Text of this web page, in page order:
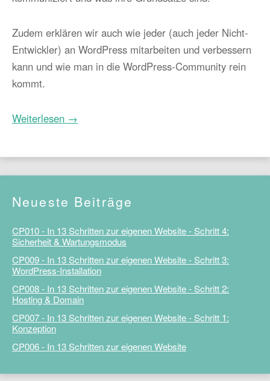
Zudem erklären wir auch wie jeder (auch jeder Nicht-
Entwickler) an WordPress mitarbeiten und verbessern
kann und wie man in die WordPress-Community rein
kommt.
Weiterlesen →
Neueste Beiträge
CP010 - In 13 Schritten zur eigenen Website - Schritt 4:
Sicherheit & Wartungsmodus
CP009 - In 13 Schritten zur eigenen Website - Schritt 3:
WordPress-Installation
CP008 - In 13 Schritten zur eigenen Website - Schritt 2:
Hosting & Domain
CP007 - In 13 Schritten zur eigenen Website - Schritt 1:
Konzeption
CP006 - In 13 Schritten zur eigenen Website